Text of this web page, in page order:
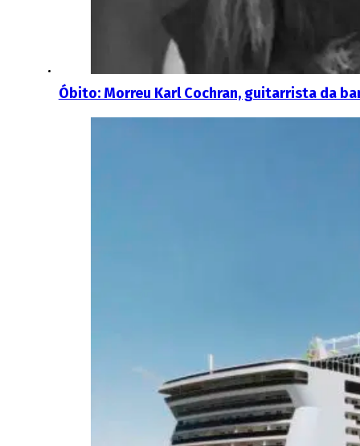
Óbito: Morreu Karl Cochran, guitarrista da